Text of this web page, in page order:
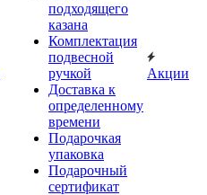
подходящего
казана
Комплектация
подвесной
ручкой
Доставка к
определенному
времени
Подарочкая
упаковка
Подарочный
сертификат
Акции